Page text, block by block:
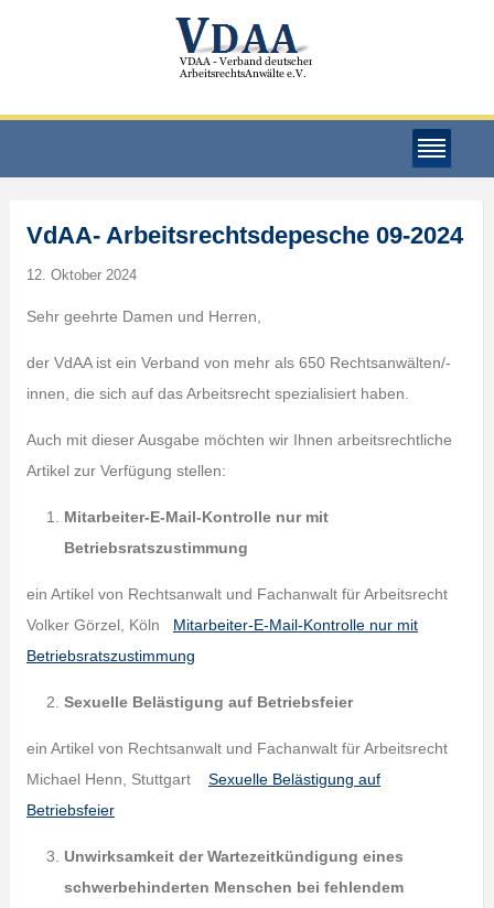
VdAA- Arbeitsrechtsdepesche 09-2024
12. Oktober 2024
Sehr geehrte Damen und Herren,
der VdAA ist ein Verband von mehr als 650 Rechtsanwälten/-
innen, die sich auf das Arbeitsrecht spezialisiert haben.
Auch mit dieser Ausgabe möchten wir Ihnen arbeitsrechtliche
Artikel zur Verfügung stellen:
Mitarbeiter-E-Mail-Kontrolle nur mit
Betriebsratszustimmung
ein Artikel von Rechtsanwalt und Fachanwalt für Arbeitsrecht
Volker Görzel, Köln Mitarbeiter-E-Mail-Kontrolle nur mit
Betriebsratszustimmung
Sexuelle Belästigung auf Betriebsfeier
ein Artikel von Rechtsanwalt und Fachanwalt für Arbeitsrecht
Michael Henn, Stuttgart Sexuelle Belästigung auf
Betriebsfeier
Unwirksamkeit der Wartezeitkündigung eines
schwerbehinderten Menschen bei fehlendem